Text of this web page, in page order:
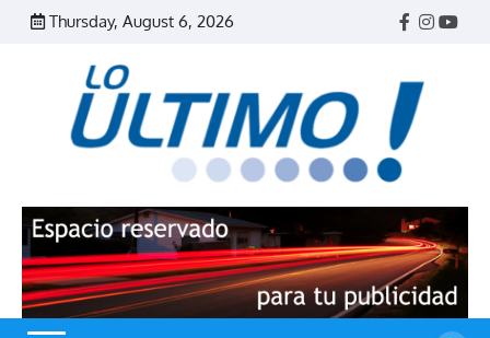
Skip
Thursday, August 6, 2026
Facebook